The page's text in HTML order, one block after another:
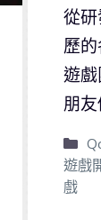
從
歷
遊
朋
遊戲
戲